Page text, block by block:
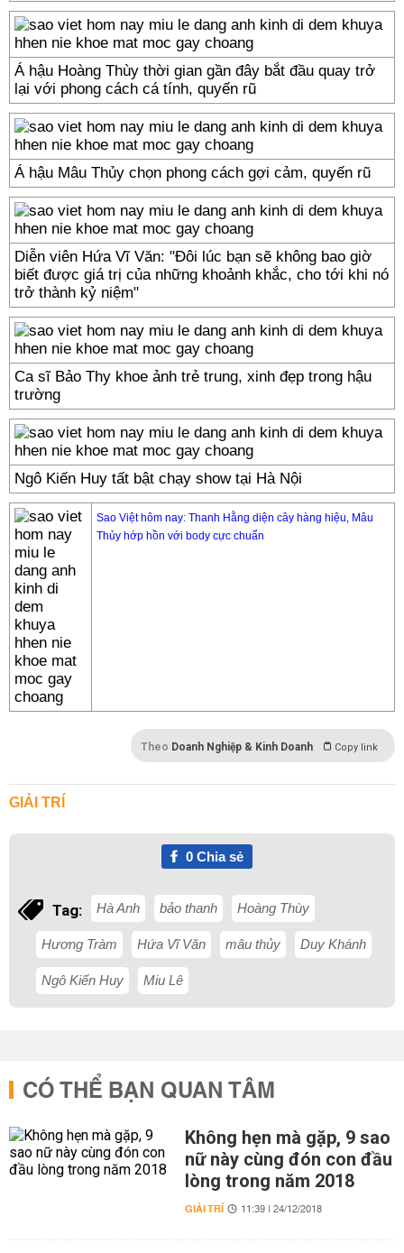
Á hậu Hoàng Thùy thời gian gần đây bắt đầu quay trở
lại với phong cách cá tính, quyến rũ
Á hậu Mâu Thủy chọn phong cách gợi cảm, quyến rũ
Diễn viên Hứa Vĩ Văn: "Đôi lúc bạn sẽ không bao giờ
biết được giá trị của những khoảnh khắc, cho tới khi nó
trở thành kỷ niệm"
Ca sĩ Bảo Thy khoe ảnh trẻ trung, xinh đẹp trong hậu
trường
Ngô Kiến Huy tất bật chạy show tại Hà Nội
Sao Việt hôm nay: Thanh Hằng diện cây hàng hiệu, Mâu
Thủy hớp hồn với body cực chuẩn
Theo Doanh Nghiệp & Kinh Doanh Copy link
GIẢI TRÍ
0Chia sẻ
Tag: Hà Anh bảo thanh Hoàng Thùy
Hương Tràm Hứa Vĩ Văn mâu thủy Duy Khánh
Ngô Kiến Huy Miu Lê
CÓ THỂ BẠN QUAN TÂM
Không hẹn mà gặp, 9 sao
nữ này cùng đón con đầu
lòng trong năm 2018
GIẢI TRÍ 11:39 | 24/12/2018